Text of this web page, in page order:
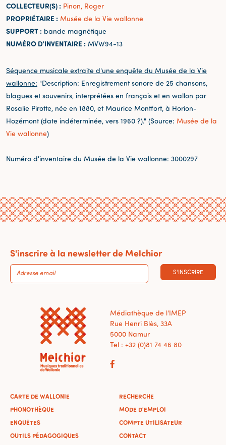
COLLECTEUR(S) : Pinon, Roger
PROPRIÉTAIRE : Musée de la Vie wallonne
SUPPORT : bande magnétique
NUMÉRO D'INVENTAIRE : MVW94-13
Séquence musicale extraite d'une enquête du Musée de la Vie
wallonne: "Description: Enregistrement sonore de 25 chansons,
blagues et souvenirs, interprétées en français et en wallon par
Rosalie Pirotte, née en 1880, et Maurice Montfort, à Horion-
Hozémont (date indéterminée, vers 1960 ?)." (Source: Musée de la
Vie wallonne)
Numéro d'inventaire du Musée de la Vie wallonne: 3000297
S'inscrire à la newsletter de Melchior
S'INSCRIRE
Médiathèque de l'IMEP
Rue Henri Blès, 33A
5000 Namur
Tel : +32 (0)81 74 46 80
CARTE DE WALLONIE
PHONOTHÈQUE
ENQUÊTES
OUTILS PÉDAGOGIQUES
RECHERCHE
MODE D'EMPLOI
COMPTE UTILISATEUR
CONTACT